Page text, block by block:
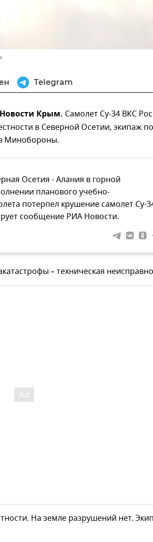
Telegram
Крым. Самолет Су-34 ВКС
в Северной Осетии, экипаж
Минобороны.
Осетия - Алания в горной
планового учебно-
потерпел крушение самолет Су-
сообщение РИА Новости.
– техническая
На земле разрушений нет.